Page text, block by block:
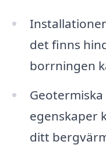
det finns
borrningen
egenskaper
ditt